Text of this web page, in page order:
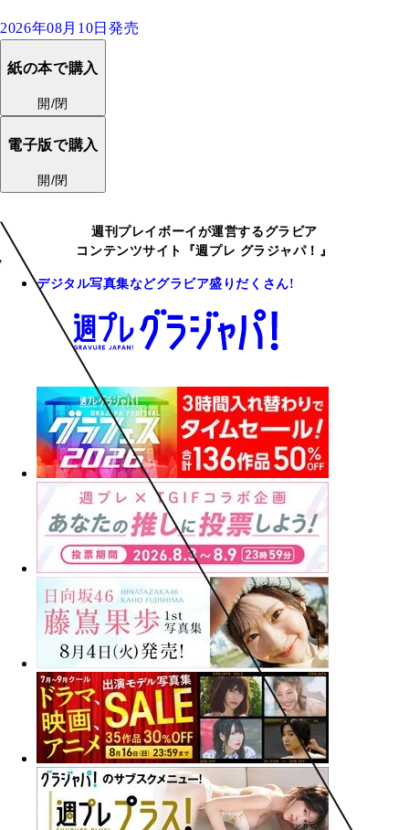
2026年08月10日発売
紙の本で購入
開/閉
電子版で購入
開/閉
週刊プレイボーイが運営するグラビア
コンテンツサイト『週プレ グラジャパ！』
デジタル写真集などグラビア盛りだくさん!